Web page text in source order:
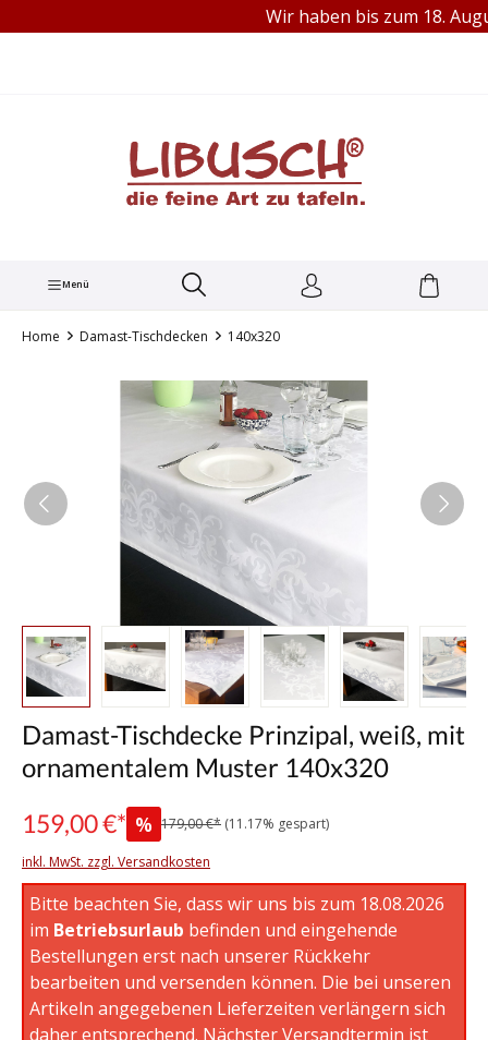
TEL.: +49 (0) 251 60656913Wir haben bis zum 18.
Menü
Home Damast-Tischdecken 140x320
Bildergalerie überspringen
Damast-Tischdecke Prinzipal, weiß, mit
ornamentalem Muster 140x320
159,00 €* % 179,00 €* (11.17% gespart)
inkl. MwSt. zzgl. Versandkosten
Bitte beachten Sie, dass wir uns bis zum 18.08.2026
im Betriebsurlaub befinden und eingehende
Bestellungen erst nach unserer Rückkehr
bearbeiten und versenden können. Die bei unseren
Artikeln angegebenen Lieferzeiten verlängern sich
daher entsprechend. Nächster Versandtermin ist